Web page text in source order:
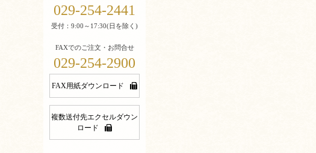
029-254-2441
受付：9:00～17:30(日を除く)
FAXでのご注文・お問合せ
029-254-2900
FAX用紙ダウンロード
複数送付先エクセルダウン
ロード